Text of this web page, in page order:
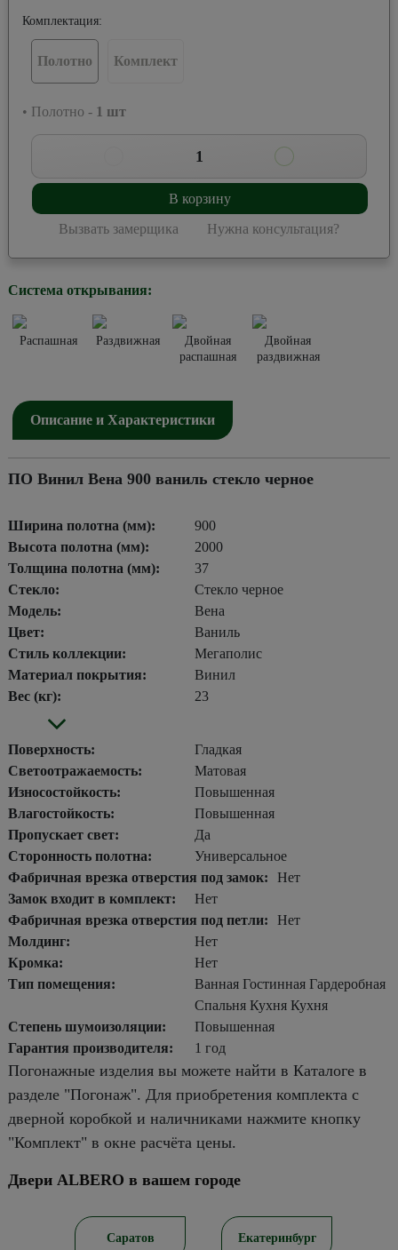
Комплектация:
Полотно Комплект
• Полотно - 1 шт
1
В корзину
Вызвать замерщика Нужна консультация?
Система открывания:
Распашная Раздвижная
Двойная
распашная
Двойная
раздвижная
Описание и Характеристики
ПО Винил Вена 900 ваниль стекло черное
Ширина полотна (мм):
900
Высота полотна (мм):
2000
Толщина полотна (мм):
37
Стекло:
Стекло черное
Модель:
Вена
Цвет:
Ваниль
Стиль коллекции:
Мегаполис
Материал покрытия:
Винил
Вес (кг):
23
Поверхность:
Гладкая
Светоотражаемость:
Матовая
Износостойкость:
Повышенная
Влагостойкость:
Повышенная
Пропускает свет:
Да
Сторонность полотна:
Универсальное
Фабричная врезка отверстия под замок:
Нет
Замок входит в комплект:
Нет
Фабричная врезка отверстия под петли:
Нет
Молдинг:
Нет
Кромка:
Нет
Тип помещения:
Ванная Гостинная Гардеробная
Спальня Кухня Кухня
Степень шумоизоляции:
Повышенная
Гарантия производителя:
1 год
Погонажные изделия вы можете найти в Каталоге в
разделе "Погонаж". Для приобретения комплекта с
дверной коробкой и наличниками нажмите кнопку
"Комплект" в окне расчёта цены.
Двери ALBERO в вашем городе
Екатеринбург Краснодар